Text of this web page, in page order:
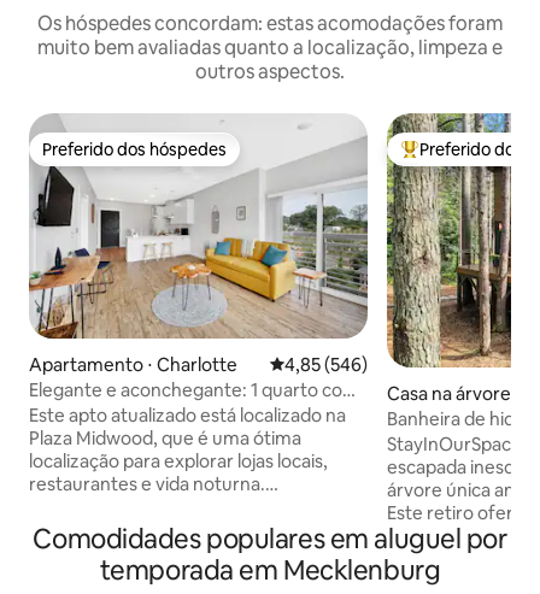
Os hóspedes concordam: estas acomodações foram
muito bem avaliadas quanto a localização, limpeza e
outros aspectos.
Preferido dos hóspedes
Preferido dos hóspedes
Apartamento ⋅ Charlotte 4,85 de uma avaliação média de
4,85 (546)
Elegante e aconchegante: 1 quarto com
cama king na praça
Este apto atualizado está localizado na
Plaza Midwood, que é uma ótima
localização para explorar lojas locais,
restaurantes e vida noturna.
para cada reserva, para que você possa
se sentir em casa quando chegar. Nós
fornecemos um passe de
Entre os
Preferido dos
Casa na árvore ⋅
Banheira de
casa na árvore de
StayInOurSpace
escapada
árvore única
Este retiro
acolhedor com
um deck
natureza.
Comodidades populares em aluguel por
temporada em Mecklenburg